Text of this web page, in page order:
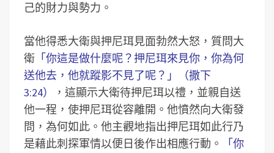
己的財力與勢力。
當他得悉大衛與押尼珥見面勃然大怒，質問大
衛 「你這是做什麼呢？押尼珥來見你，你為何
送他去，他就蹤影不見了呢？」（撒下
3:24）
，這顯示大衛待押尼珥以禮，並親自送
他一程，使押尼珥從容離開。他憤然向大衛發
問，為何如此。他主觀地指出押尼珥如此行乃
是藉此刺探軍情以便日後作出相應行動。
「你